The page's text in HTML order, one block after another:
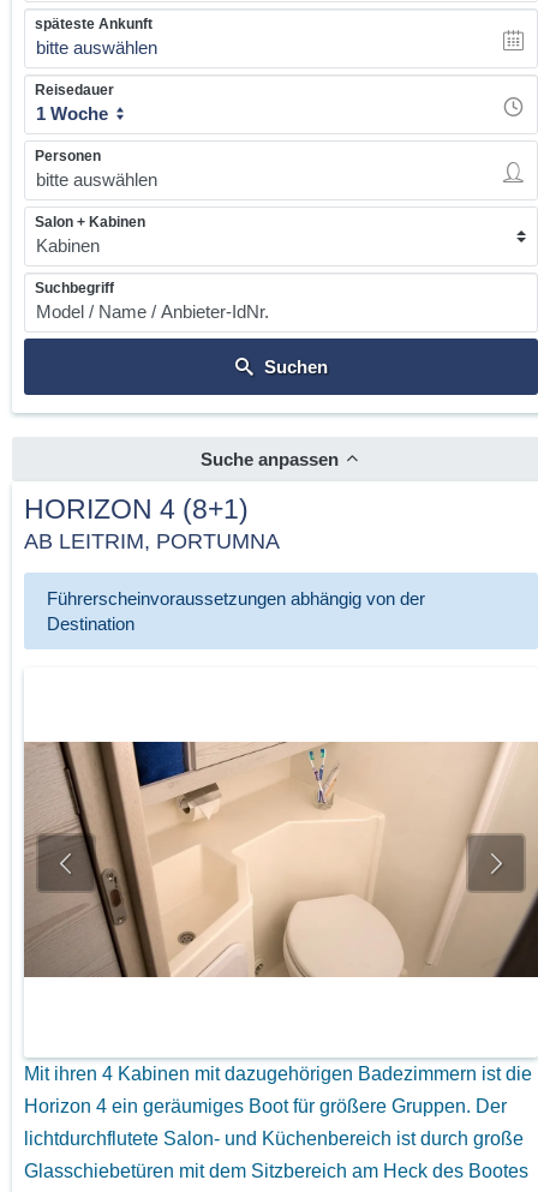
späteste Ankunft
bitte auswählen
Reisedauer
1 Woche
Personen
Salon + Kabinen
Suchbegriff
Suchen
Suche anpassen
HORIZON 4 (8+1)
AB LEITRIM, PORTUMNA
Führerscheinvoraussetzungen abhängig von der
Destination
Mit ihren 4 Kabinen mit dazugehörigen Badezimmern ist die
Horizon 4 ein geräumiges Boot für größere Gruppen. Der
lichtdurchflutete Salon- und Küchenbereich ist durch große
Glasschiebetüren mit dem Sitzbereich am Heck des Bootes